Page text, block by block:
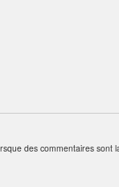
des commentaires sont